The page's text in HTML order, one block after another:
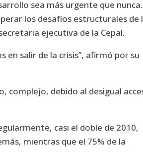
sea más urgente que
los desafíos estructurales de
ejecutiva de la Cepal.
en salir de la crisis”, afirmó por su
complejo, debido al desigual
casi el doble de 2010,
mientras que el 75% de la